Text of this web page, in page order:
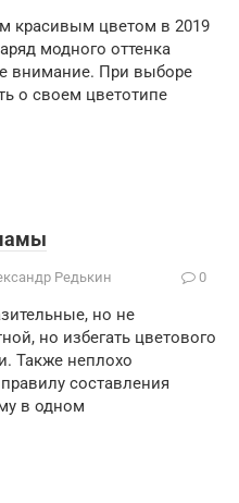
красивым цветом в 2019
модного оттенка
внимание. При выборе
о своем цветотипе
Редькин 0
но не
но избегать цветового
Также неплохо
составления
в одном